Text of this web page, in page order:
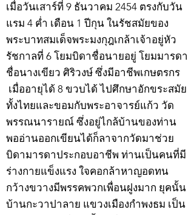
เมื่อวันเสาร์ที่ 9 ธันวาคม 2454 ตรงกับวัน
แรม 4 ค่ำ เดือน 1 ปีกุน ในรัชสมัยของ
พระบาทสมเด็จพระมงกุฎเกล้าเจ้าอยู่หัว
รัชกาลที่ 6 โยมบิดาชื่อนายอยู่ โยมมารดา
ชื่อนางเขียว ศิริวงษ์ ซึ่งมีอาชีพเกษตรกร
เมื่ออายุได้ 8 ขวบได้ ไปศึกษาอักขระสมัย
ทั้งไทยและขอมกับพระอาจารย์แก้ว วัด
พรรณนารายณ์ ซึ่งอยู่ไกล้บ้านของท่าน
พออ่านออกเขียนได้ก็ลาจากวัดมาช่วย
บิดามารดาประกอบอาชีพ ท่านเป็นคนที่มี
ร่างกายแข็งแรง ใจคอกล้าหาญอดทน
กว้างขวางมีพรรคพวกเพื่อนฝูงมาก ยุคนั้น
บ้านกะวาปาลาย แขวงเมืองกำพงธม เป็น